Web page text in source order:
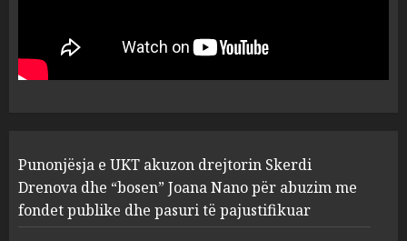
1
“bosen” Joana Nano për
abuzim me fondet publike dhe
pasuri të pajustifikuar
2
Apolonia- Gramshi, nis
procedim penal për Koço
Kokëdhimën (VIDEO)
MARCH 27, 2025
Punonjësja e UKT akuzon drejtorin Skerdi
Drenova dhe “bosen” Joana Nano për abuzim me
fondet publike dhe pasuri të pajustifikuar